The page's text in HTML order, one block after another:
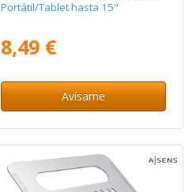
Portátil/Tablet hasta 15"
8,49 €
Avísame